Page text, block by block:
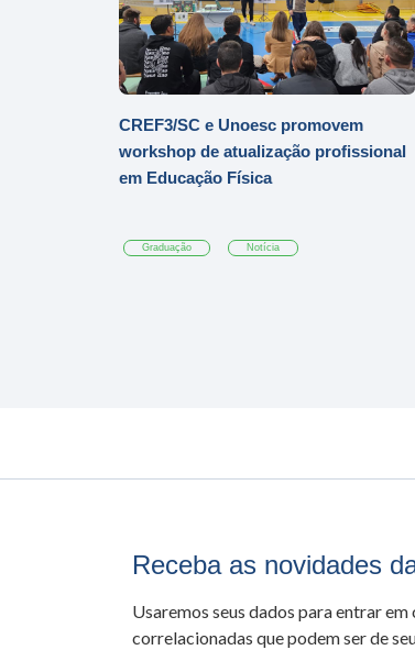
CREF3/SC e Unoesc promovem
workshop de atualização profissional
em Educação Física
Graduação Notícia
Receba as novidades
Usaremos seus dados para entrar
correlacionadas que podem ser de